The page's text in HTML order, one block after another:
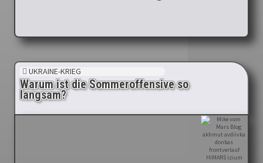
UKRAINE-KRIEG
Warum ist die Sommeroffensive so
langsam?